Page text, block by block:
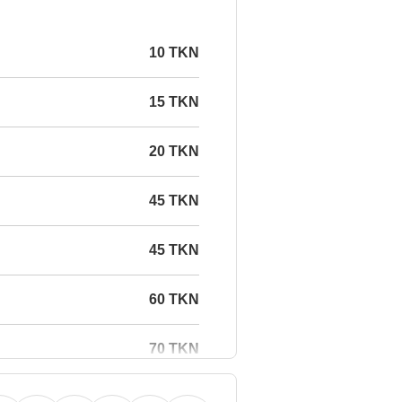
10 TKN
15 TKN
20 TKN
45 TKN
45 TKN
60 TKN
70 TKN